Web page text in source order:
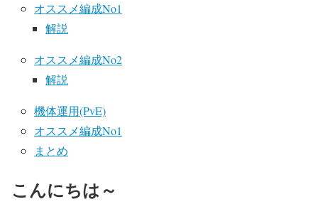
オススメ編成No1
解説
オススメ編成No2
解説
機体運用(PvE)
オススメ編成No1
まとめ
こんにちは～